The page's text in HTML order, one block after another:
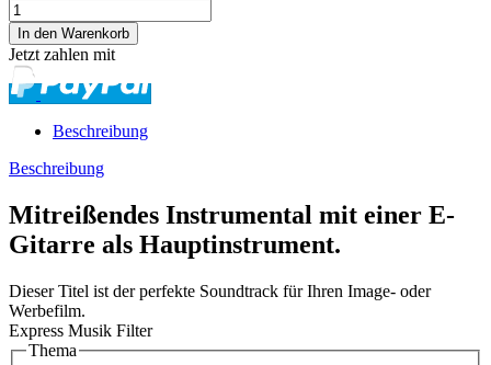
Jetzt zahlen mit
Beschreibung
Beschreibung
Mitreißendes Instrumental mit einer E-
Gitarre als Hauptinstrument.
Dieser Titel ist der perfekte Soundtrack für Ihren Image- oder
Werbefilm.
Express Musik Filter
Thema